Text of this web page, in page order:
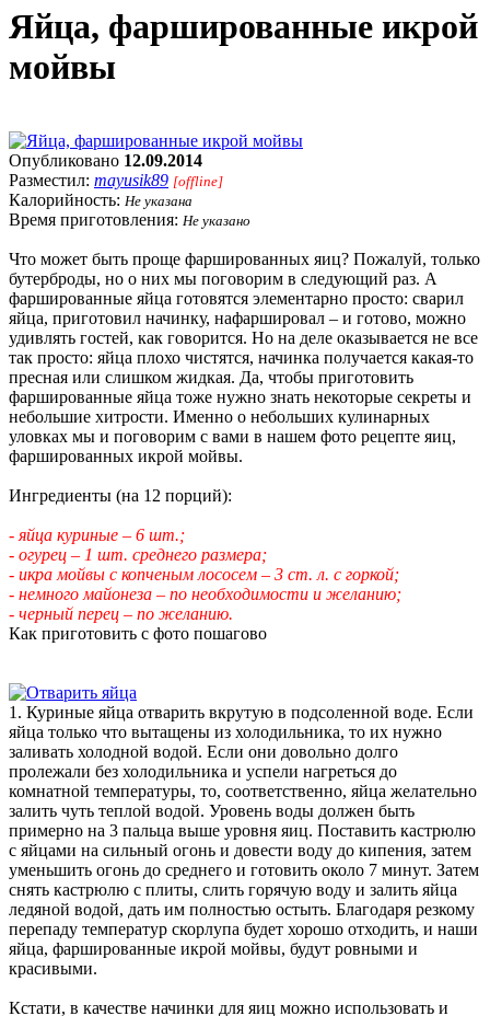
Яйца, фаршированные икрой
мойвы
Опубликовано 12.09.2014
Разместил: mayusik89 [offline]
Калорийность: Не указана
Время приготовления: Не указано
Что может быть проще фаршированных яиц? Пожалуй, только
бутерброды, но о них мы поговорим в следующий раз. А
фаршированные яйца готовятся элементарно просто: сварил
яйца, приготовил начинку, нафаршировал – и готово, можно
удивлять гостей, как говорится. Но на деле оказывается не все
так просто: яйца плохо чистятся, начинка получается какая-то
пресная или слишком жидкая. Да, чтобы приготовить
фаршированные яйца тоже нужно знать некоторые секреты и
небольшие хитрости. Именно о небольших кулинарных
уловках мы и поговорим с вами в нашем фото рецепте яиц,
фаршированных икрой мойвы.
Ингредиенты (на 12 порций):
- яйца куриные – 6 шт.;
- огурец – 1 шт. среднего размера;
- икра мойвы с копченым лососем – 3 ст. л. с горкой;
- немного майонеза – по необходимости и желанию;
- черный перец – по желанию.
Как приготовить с фото пошагово
1. Куриные яйца отварить вкрутую в подсоленной воде. Если
яйца только что вытащены из холодильника, то их нужно
заливать холодной водой. Если они довольно долго
пролежали без холодильника и успели нагреться до
комнатной температуры, то, соответственно, яйца желательно
залить чуть теплой водой. Уровень воды должен быть
примерно на 3 пальца выше уровня яиц. Поставить кастрюлю
с яйцами на сильный огонь и довести воду до кипения, затем
уменьшить огонь до среднего и готовить около 7 минут. Затем
снять кастрюлю с плиты, слить горячую воду и залить яйца
ледяной водой, дать им полностью остыть. Благодаря резкому
перепаду температур скорлупа будет хорошо отходить, и наши
яйца, фаршированные икрой мойвы, будут ровными и
красивыми.
Кстати, в качестве начинки для яиц можно использовать и